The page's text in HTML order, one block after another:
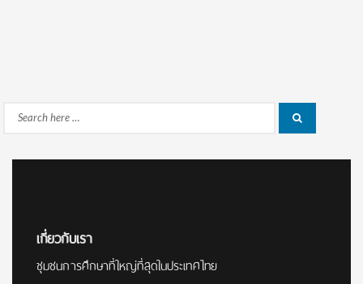
Search
เกี่ยวกับเรา
ชุมชนการศึกษาที่ใหญ่ที่สุดในประเทศไทย